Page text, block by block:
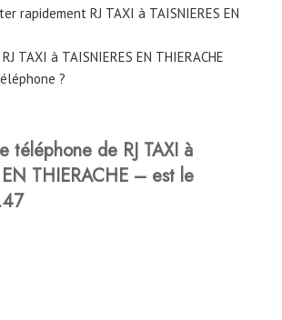
rapidement RJ TAXI à TAISNIERES EN
TAXI à TAISNIERES EN THIERACHE
?
téléphone de RJ TAXI à
EN THIERACHE – est le